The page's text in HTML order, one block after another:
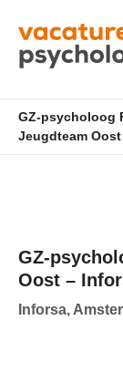
GZ-psycholoog
Jeugdteam
GZ-
Oost –
Inforsa,